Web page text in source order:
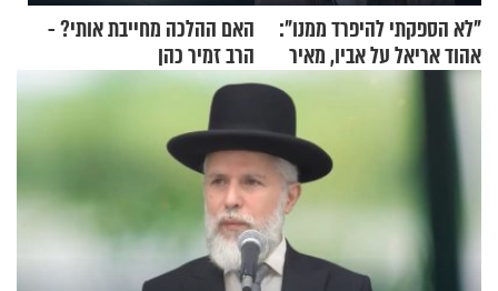
"לא הספקתי להיפרד ממנו":
אהוד אריאל על אביו, מאיר
אריאל ז"ל
האם ההלכה מחייבת אותי? -
הרב זמיר כהן